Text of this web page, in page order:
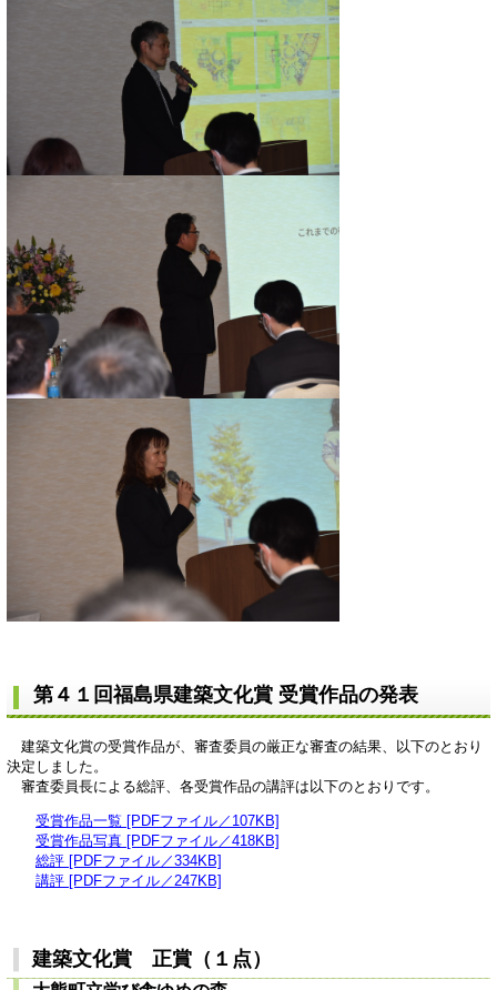
第４１回福島県建築文化賞 受賞作品の発表
建築文化賞の受賞作品が、審査委員の厳正な審査の結果、以下のとおり
決定しました。
審査委員長による総評、各受賞作品の講評は以下のとおりです。
受賞作品一覧 [PDFファイル／107KB]
受賞作品写真 [PDFファイル／418KB]
総評 [PDFファイル／334KB]
講評 [PDFファイル／247KB]
建築文化賞 正賞（１点）